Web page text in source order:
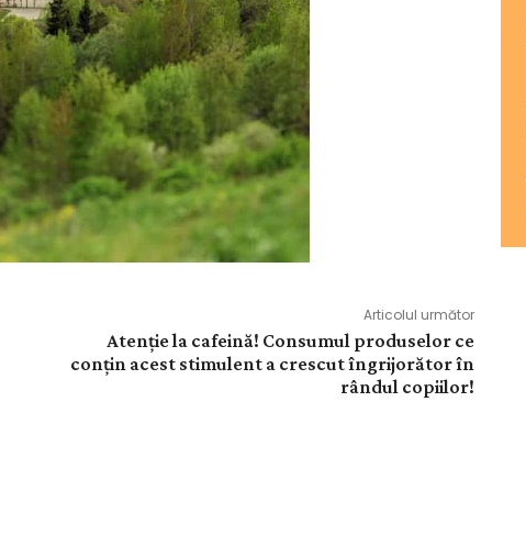
Articolul următor
Atenţie la cafeină! Consumul produselor ce
conţin acest stimulent a crescut îngrijorător în
rândul copiilor!